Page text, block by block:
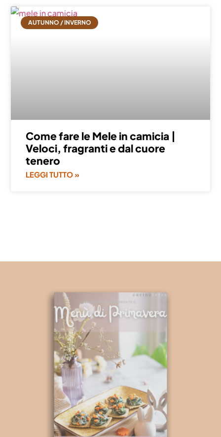
AUTUNNO / INVERNO
Come fare le Mele in camicia |
Veloci, fragranti e dal cuore
tenero
LEGGI TUTTO »